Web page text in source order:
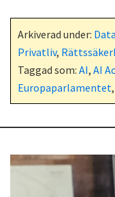
Arkiverad under:
Privatliv,
Taggad som: AI, AI
Europaparlamentet,